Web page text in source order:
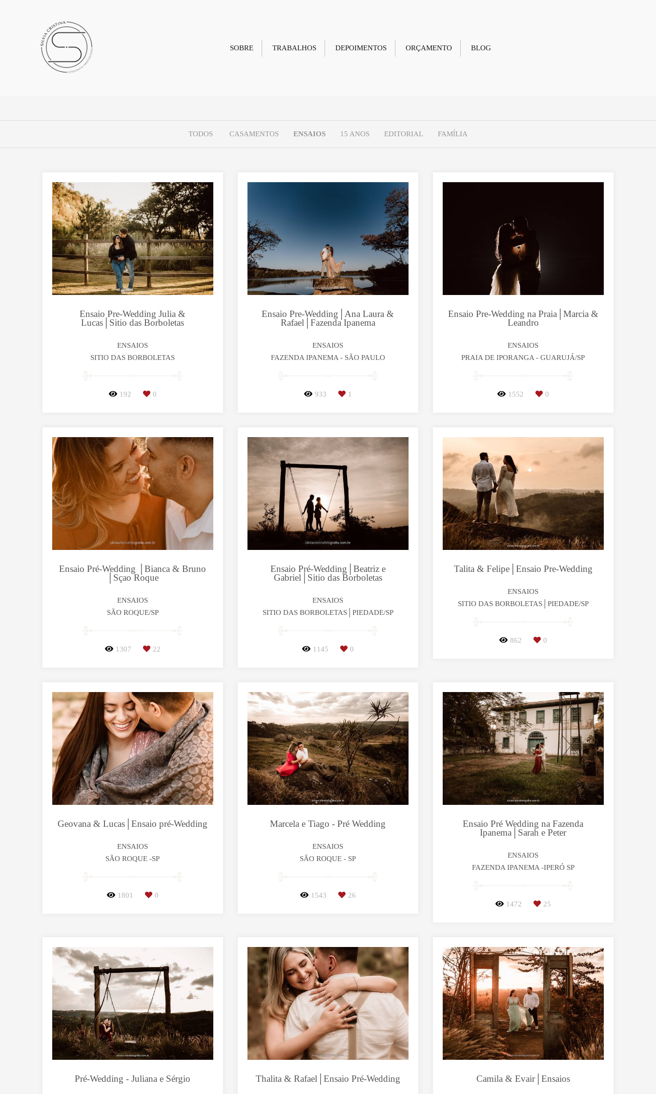
SOBRE TRABALHOS DEPOIMENTOS ORÇAMENTO BLOG
TODOS CASAMENTOS ENSAIOS 15 ANOS EDITORIAL FAMÍLIA
Ensaio Pre-Wedding Julia &
Lucas│Sitio das Borboletas
ENSAIOS
SITIO DAS BORBOLETAS
192 0
Ensaio Pre-Wedding│Ana Laura &
Rafael│Fazenda Ipanema
ENSAIOS
FAZENDA IPANEMA - SÃO PAULO
933 1
Ensaio Pre-Wedding na Praia│Marcia &
Leandro
ENSAIOS
PRAIA DE IPORANGA - GUARUJÁ/SP
1552 0
Ensaio Pré-Wedding │Bianca & Bruno
│Sçao Roque
ENSAIOS
SÃO ROQUE/SP
1307 22
Ensaio Pré-Wedding│Beatriz e
Gabriel│Sitio das Borboletas
ENSAIOS
SITIO DAS BORBOLETAS│PIEDADE/SP
1145 0
Talita & Felipe│Ensaio Pre-Wedding
ENSAIOS
SITIO DAS BORBOLETAS│PIEDADE/SP
862 0
Geovana & Lucas│Ensaio pré-Wedding
ENSAIOS
SÃO ROQUE -SP
1801 0
Marcela e Tiago - Pré Wedding
ENSAIOS
SÃO ROQUE - SP
1543 26
Ensaio Pré Wedding na Fazenda
Ipanema│Sarah e Peter
ENSAIOS
FAZENDA IPANEMA -IPERÓ SP
1472 25
Pré-Wedding - Juliana e Sérgio Thalita & Rafael│Ensaio Pré-Wedding Camila & Evair│Ensaios